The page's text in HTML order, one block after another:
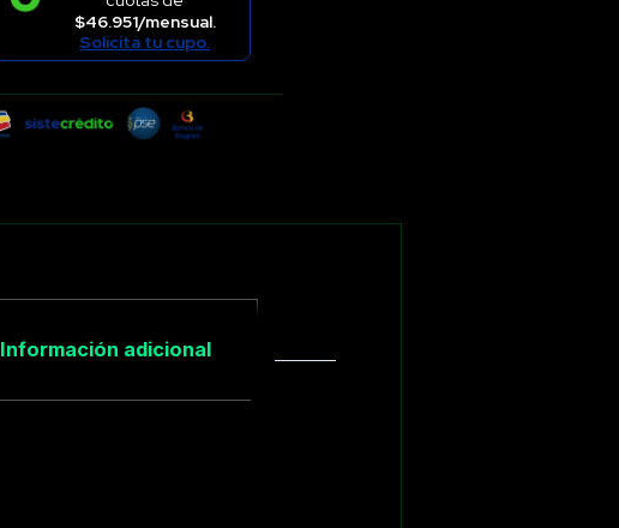
$46.951/mensual.
Solicita tu cupo.
Información adicional